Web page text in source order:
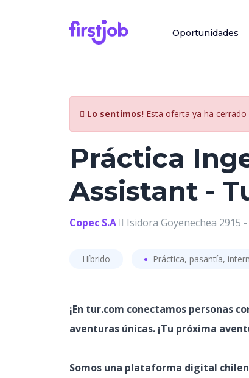
Oportunidades
Lo sentimos! Esta oferta ya ha
Práctica
Assistant -
Copec S.A Isidora Goyenechea 2915
Híbrido Práctica, pasantía,
¡En tur.com conectamos personas
aventuras únicas. ¡Tu próxima
Somos una plataforma digital